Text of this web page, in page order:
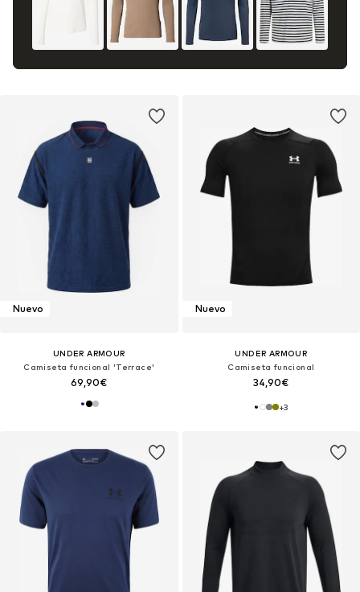
Nuevo
UNDER ARMOUR
Camiseta funcional 'Terrace'
69,90€
Nuevo
UNDER ARMOUR
Camiseta funcional
34,90€
+3